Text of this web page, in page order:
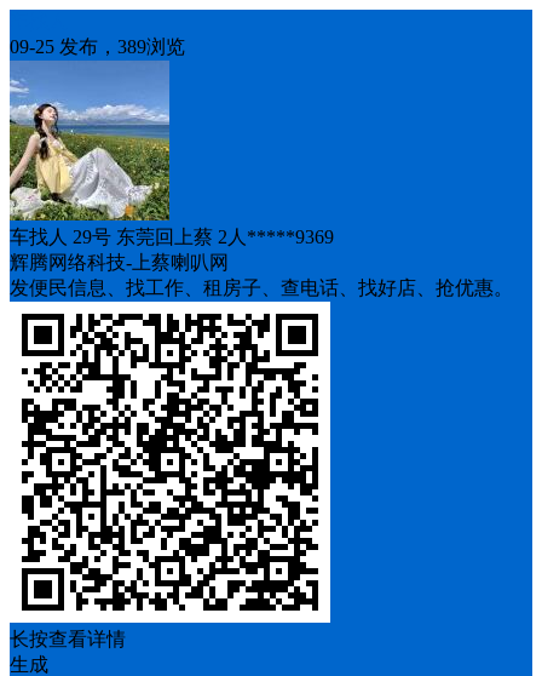
09-25 发布，389浏览
车找人 29号 东莞回上蔡 2人*****9369
辉腾网络科技-上蔡喇叭网
发便民信息、找工作、租房子、查电话、找好店、抢优惠。
长按查看详情
生成